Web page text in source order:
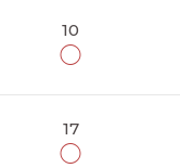
10
◯
17
◯